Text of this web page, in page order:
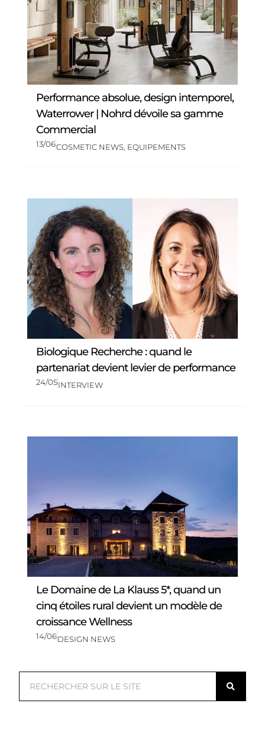
Performance absolue, design intemporel,
Waterrower | Nohrd dévoile sa gamme
Commercial
13/06COSMETIC NEWS, EQUIPEMENTS
Biologique Recherche : quand le
partenariat devient levier de performance
24/05INTERVIEW
Le Domaine de La Klauss 5*, quand un
cinq étoiles rural devient un modèle de
croissance Wellness
14/06DESIGN NEWS